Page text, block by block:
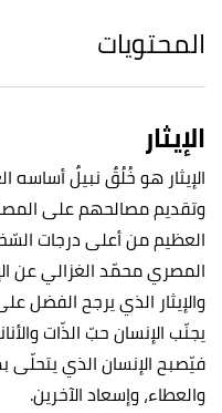
المحتويات
الإيثار
الإيثار هو خُلُقٌ نبيلٌ أساسه
وتقديم مصالحهم على
العظيم من أعلى درجات
المصري محمّد الغزالي عن
والإيثار الذي يرجح الفضل
يجنّب الإنسان حبّ الذّات
فيّصبح الإنسان الذي
والعطاء، وإسعاد الآخرين.